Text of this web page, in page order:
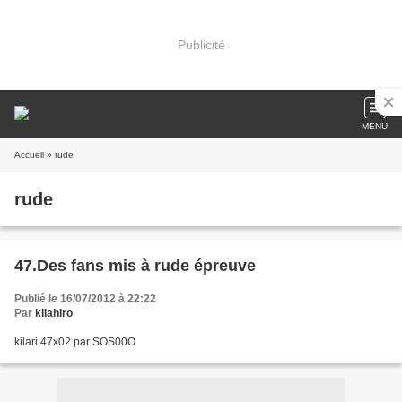
Publicité
MENU
Accueil » rude
rude
47.Des fans mis à rude épreuve
Publié le 16/07/2012 à 22:22
Par kilahiro
kilari 47x02 par SOS00O